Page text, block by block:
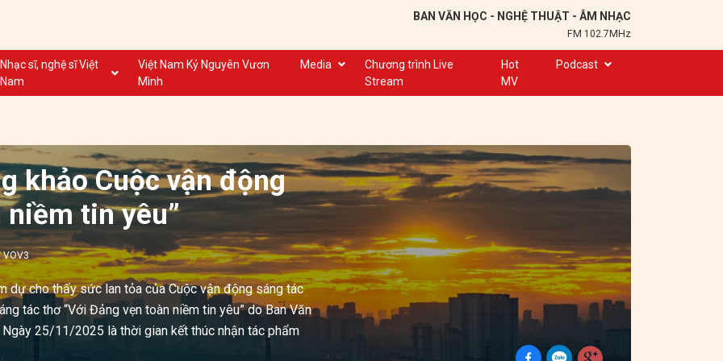
BAN VĂN HỌC - NGHỆ THUẬT - ÂM NHẠC
FM 102.7MHz
Nhạc sĩ, nghệ sĩ Việt
Nam
Nghệ sĩ biểu diễn VN
Nhạc sĩ, nghệ sĩ VOV
Việt Nam Kỷ Nguyên Vươn
Mình
Media
Dân ca
Nước ngoài
Chương trình Live
Stream
Hot
MV
Podcast
Trạm 102,7
Hành trình sáng tạo
Kể chuyện và hát ru
khảo Cuộc vận động
niềm tin yêu”
VOV3
dự cho thấy sức lan tỏa của Cuộc vận động sáng tác
tác thơ “Với Đảng vẹn toàn niềm tin yêu” do Ban Văn
25/11/2025 là thời gian kết thúc nhận tác phẩm